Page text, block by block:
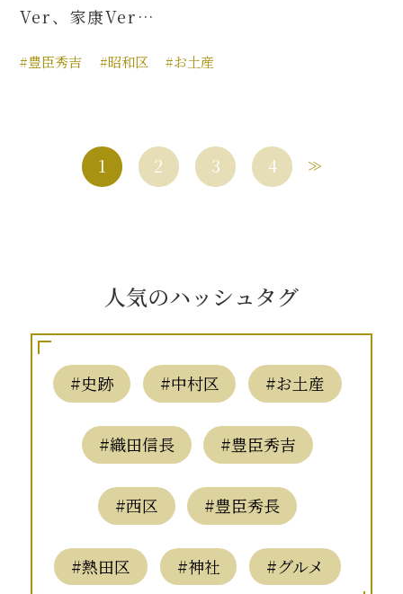
Ver、家康Ver…
#豊臣秀吉 #昭和区 #お土産
1 2 3 4
人気のハッシュタグ
#史跡 #中村区 #お土産
#織田信長 #豊臣秀吉
#西区 #豊臣秀長
#熱田区 #神社 #グルメ